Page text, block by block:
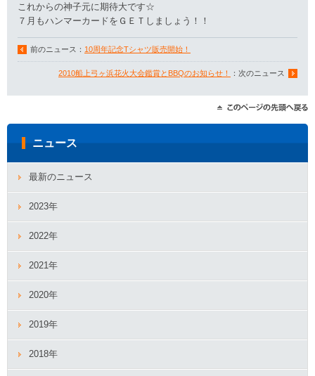
これからの神子元に期待大です☆
７月もハンマーカードをＧＥＴしましょう！！
前のニュース： 10周年記念Tシャツ販売開始！
2010船上弓ヶ浜花火大会鑑賞とBBQのお知らせ！ ：次のニュース
ニュース
最新のニュース
2023年
2022年
2021年
2020年
2019年
2018年